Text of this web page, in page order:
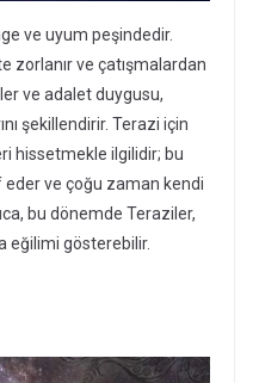
ve uyum peşindedir.
zorlanır ve çatışmalardan
ve adalet duygusu,
şekillendirir. Terazi için
hissetmekle ilgilidir; bu
ve çoğu zaman kendi
bu dönemde Teraziler,
eğilimi gösterebilir.